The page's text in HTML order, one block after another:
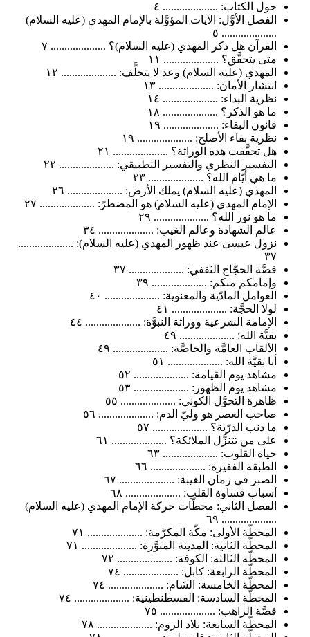
حول الكتاب: .................... ٤
الفصل الأوَّل: الآيات المؤوَّلة بالإمام المهدي (عليه السلام)
.................... ٥
القرآن هل ذكر المهدي (عليه السلام)؟ .................... ٧
متى يتحقَّق؟ .................... ١١
المهدي (عليه السلام) وعد لا يتخلَّف: .................... ١٢
انتشار الأمان: .................... ١٣
نظرية البداء: .................... ١٤
ما هو الذكر؟ .................... ١٨
قانون البقاء: .................... ١٩
نظرية بقاء الأصلح: .................... ١٩
هل تحقَّقت هذه الوراثة؟ .................... ٢١
التفسير النظري والتفسير التطبيقي: .................... ٢٢
ما هي أيّام الله؟ .................... ٢٣
المهدي (عليه السلام) يملك الأرض: .................... ٢٦
الإمام المهدي (عليه السلام) هو المضطرّ: .................... ٢٧
ما هو نور الله؟ .................... ٢٩
عالم الشهادة وعالم الغيب: .................... ٣٤
نزول عيسى عند ظهور المهدي (عليه السلام): ....................
قصَّة الحجّاج الثقفي: .................... ٣٧
وإمامكم منكم: .................... ٣٩
العوامل المادّية والمعنوية: .................... ٤٠
لولا الحجَّة: .................... ٤١
الإمامة الشرعية ووراثة النبوَّة: .................... ٤٤
بقيَّة الله: .................... ٤٩
الألقاب العامَّة والخاصَّة: .................... ٤٩
أنا بقيَّة الله: .................... ٥١
مشاهد يوم القيامة: .................... ٥٢
مشاهد يوم الظهور: .................... ٥٣
ظاهرة التحوَّل الكوني: .................... ٥٥
صاحب العصر هو وليّ الدم: .................... ٥٦
ما ذنب الذرّية؟ .................... ٥٧
على من تتنزَّل الملائكة؟ .................... ٦١
حياة القلوب: .................... ٦٣
الطبقة الفقيرة: .................... ٦٦
الصبر في زمان الغيبة: .................... ٦٧
أسباب قساوة القلب: .................... ٦٨
الفصل الثاني: محطّات حركة الإمام المهدي (عليه السلام)
.................... ٦٩
المحطّة الأولى: مكّة المكرَّمة: .................... ٧١
المحطّة الثانية: المدينة المنوَّرة: .................... ٧١
المحطّة الثالثة: الكوفة: .................... ٧٢
المحطّة الرابعة: كابل: .................... ٧٤
المحطّة الخامسة: الشام: .................... ٧٤
المحطّة السادسة: القسطنطينية: .................... ٧٤
قصَّة الراهب: .................... ٧٥
المحطّة السابعة: بلاد الروم: .................... ٧٨